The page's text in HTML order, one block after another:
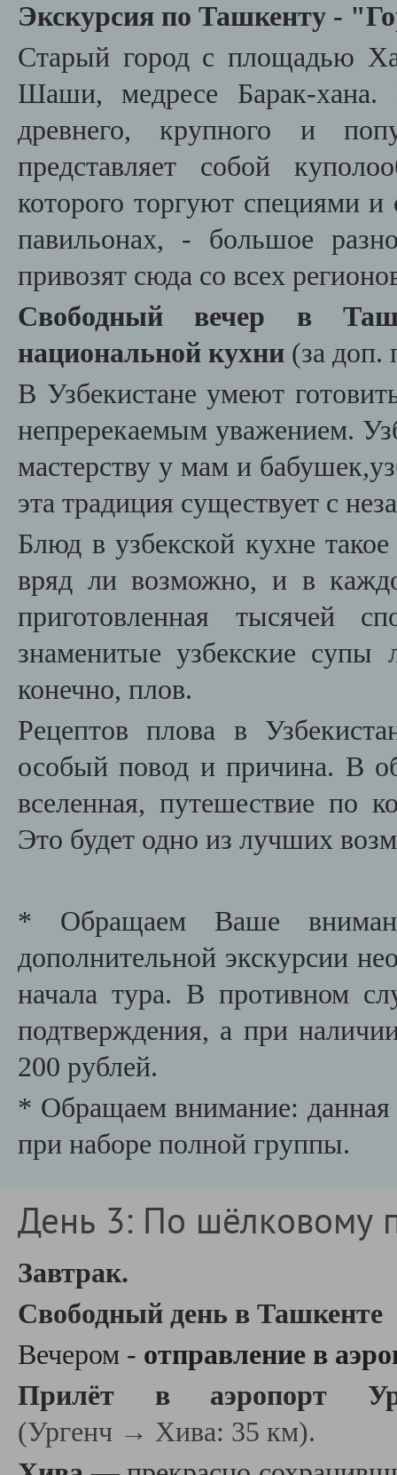
Экскурсия по Ташкенту -
Старый город с площадью
Шаши, медресе Барак-хана.
древнего, крупного и
представляет собой
которого торгуют специями
павильонах, - большое
привозят сюда со всех
Свободный вечер в
национальной кухни (за доп.
В Узбекистане умеют
непререкаемым уважением.
мастерству у мам и
эта традиция существует с
Блюд в узбекской кухне
вряд ли возможно, и в
приготовленная тысячей
знаменитые узбекские
конечно, плов.
Рецептов плова в
особый повод и причина. В
вселенная, путешествие по
Это будет одно из лучших
* Обращаем Ваше
дополнительной экскурсии
начала тура. В противном
подтверждения, а при
200 рублей.
* Обращаем внимание: данная
при наборе полной группы.
День 3: По шёлковому
Завтрак.
Свободный день в Ташкенте
Вечером - отправление в
Прилёт в аэропорт
(Ургенч → Хива: 35 км).